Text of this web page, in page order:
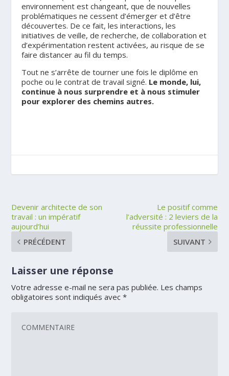
environnement est changeant, que de nouvelles
problématiques ne cessent d’émerger et d’être
découvertes. De ce fait, les interactions, les
initiatives de veille, de recherche, de collaboration et
d’expérimentation restent activées, au risque de se
faire distancer au fil du temps.
Tout ne s’arrête de tourner une fois le diplôme en
poche ou le contrat de travail signé. Le monde, lui,
continue à nous surprendre et à nous stimuler
pour explorer des chemins autres.
Devenir architecte de son
travail : un impératif
aujourd’hui
PRÉCÉDENT
Le positif comme
l’adversité : 2 leviers de la
réussite professionnelle
SUIVANT
Laisser une réponse
Votre adresse e-mail ne sera pas publiée. Les champs
obligatoires sont indiqués avec*